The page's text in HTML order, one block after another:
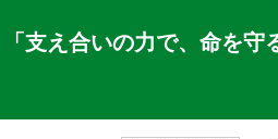
支え合いの力で、命を守